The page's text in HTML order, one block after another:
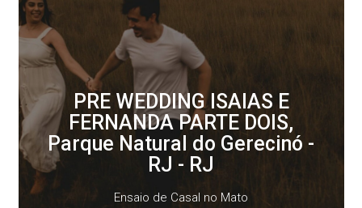
PRE WEDDING ISAIAS E
FERNANDA PARTE DOIS,
Parque Natural do Gerecinó -
RJ - RJ
Ensaio de Casal no Mato